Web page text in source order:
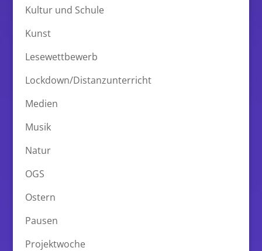
Kultur und Schule
Kunst
Lesewettbewerb
Lockdown/Distanzunterricht
Medien
Musik
Natur
OGS
Ostern
Pausen
Projektwoche